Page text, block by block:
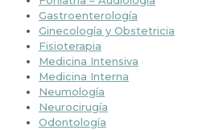
Gastroenterología
Ginecología y Obstetricia
Fisioterapia
Medicina Intensiva
Medicina Interna
Neumología
Neurocirugía
Odontología